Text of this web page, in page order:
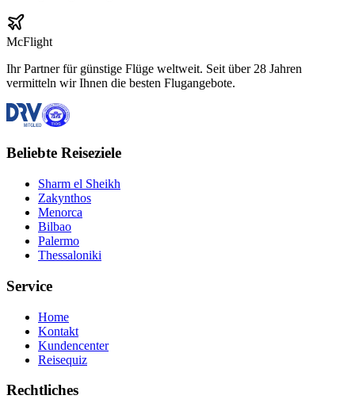
McFlight
Ihr Partner für günstige Flüge weltweit. Seit über 28 Jahren
vermitteln wir Ihnen die besten Flugangebote.
Beliebte Reiseziele
Sharm el Sheikh
Zakynthos
Menorca
Bilbao
Palermo
Thessaloniki
Service
Home
Kontakt
Kundencenter
Reisequiz
Rechtliches